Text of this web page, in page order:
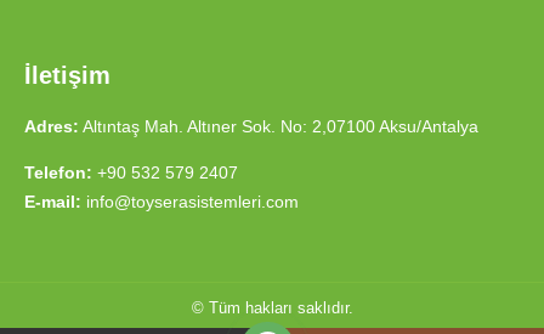
İletişim
Adres: Altıntaş Mah. Altıner Sok. No: 2,07100 Aksu/Antalya
Telefon: +90 532 579 2407
E-mail: info@toyserasistemleri.com
© Tüm hakları saklıdır.